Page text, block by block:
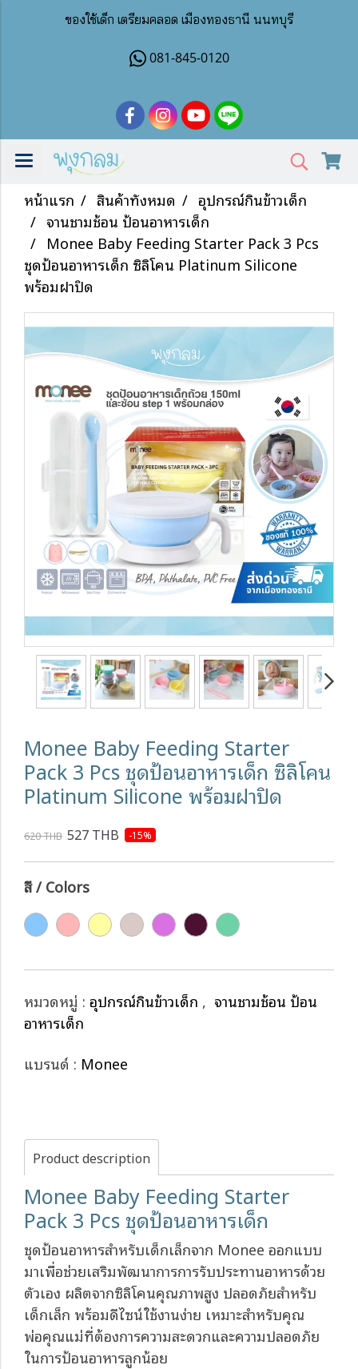
ของใช้เด็ก เตรียมคลอด เมืองทองธานี นนทบุรี
081-845-0120
หน้าแรก สินค้าทั้งหมด
อุปกรณ์กินข้าวเด็ก
จานชามช้อน ป้อนอาหารเด็ก
Monee Baby Feeding Starter Pack 3 Pcs
ชุดป้อนอาหารเด็ก ซิลิโคน Platinum Silicone
พร้อมฝาปิด
Monee Baby Feeding Starter
Pack 3 Pcs ชุดป้อนอาหารเด็ก ซิลิโคน
Platinum Silicone พร้อมฝาปิด
620 THB 527 THB -15%
สี / Colors
หมวดหมู่ : อุปกรณ์กินข้าวเด็ก , จานชามช้อน ป้อน
อาหารเด็ก
แบรนด์ : Monee
Product description
Monee Baby Feeding Starter
Pack 3 Pcs ชุดป้อนอาหารเด็ก
ชุดป้อนอาหารสำหรับเด็กเล็กจาก Monee ออกแบบ
มาเพื่อช่วยเสริมพัฒนาการการรับประทานอาหารด้วย
ตัวเอง ผลิตจากซิลิโคนคุณภาพสูง ปลอดภัยสำหรับ
เด็กเล็ก พร้อมดีไซน์ใช้งานง่าย เหมาะสำหรับคุณ
พ่อคุณแม่ที่ต้องการความสะดวกและความปลอดภัย
ในการป้อนอาหารลูกน้อย